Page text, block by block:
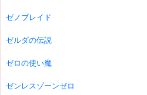
ゼノブレイド
ゼルダの伝説
ゼロの使い魔
ゼンレスゾーンゼロ